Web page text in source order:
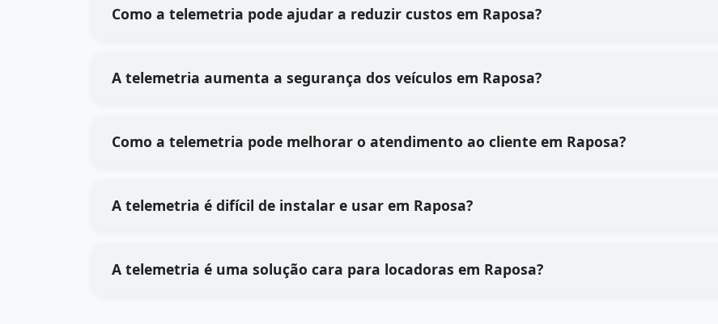
Como a telemetria pode ajudar a reduzir custos em Raposa?
A telemetria aumenta a segurança dos veículos em Raposa?
Como a telemetria pode melhorar o atendimento ao cliente em Raposa?
A telemetria é difícil de instalar e usar em Raposa?
A telemetria é uma solução cara para locadoras em Raposa?